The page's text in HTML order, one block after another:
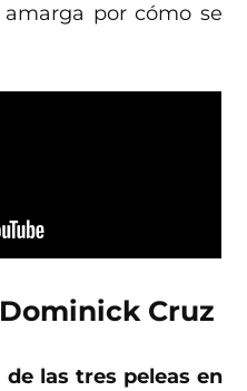
por cómo se
Cruz
las tres peleas en